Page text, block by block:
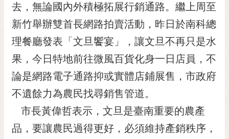
黃
偉
哲
螢
光
花
泉
祭
去，無論國內外積極拓展行銷通路。繼上周至
新竹舉辦雙首長網路拍賣活動，昨日於南科總
理餐廳發表「文旦饗宴」，讓文旦不再只是水
果，今日特地前往微風百貨化身一日店員，不
論是網路電子通路抑或實體店鋪展售，市政府
不遺餘力為農民找尋銷售管道。
市長黃偉哲表示，文旦是臺南重要的農產
品，要讓農民過得更好，必須維持產銷秩序，